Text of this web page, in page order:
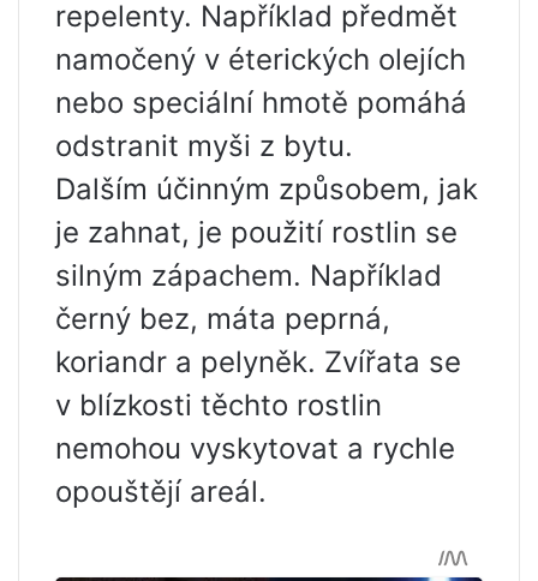
repelenty. Například předmět
namočený v éterických olejích
nebo speciální hmotě pomáhá
odstranit myši z bytu.
Dalším účinným způsobem, jak
je zahnat, je použití rostlin se
silným zápachem. Například
černý bez, máta peprná,
koriandr a pelyněk. Zvířata se
v blízkosti těchto rostlin
nemohou vyskytovat a rychle
opouštějí areál.